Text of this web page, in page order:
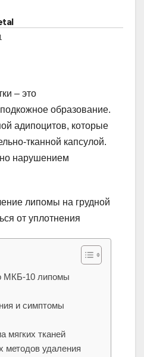
– это
образование.
адипоцитов, которые
тканной капсулой.
нарушением
МКБ-10 липомы
и симптомы
мягких тканей
методов удаления